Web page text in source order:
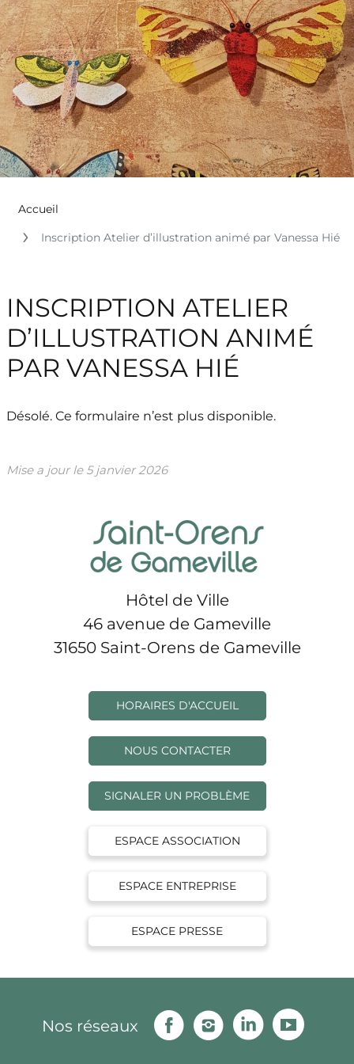
Accueil
Inscription Atelier d’illustration animé par Vanessa Hié
INSCRIPTION ATELIER
D’ILLUSTRATION ANIMÉ
PAR VANESSA HIÉ
Désolé. Ce formulaire n’est plus disponible.
Mise a jour le 5 janvier 2026
Hôtel de Ville
46 avenue de Gameville
31650 Saint-Orens de Gameville
HORAIRES D'ACCUEIL
NOUS CONTACTER
SIGNALER UN PROBLÈME
ESPACE ASSOCIATION
ESPACE ENTREPRISE
ESPACE PRESSE
Nos réseaux
FacebookInstagramLinkedin